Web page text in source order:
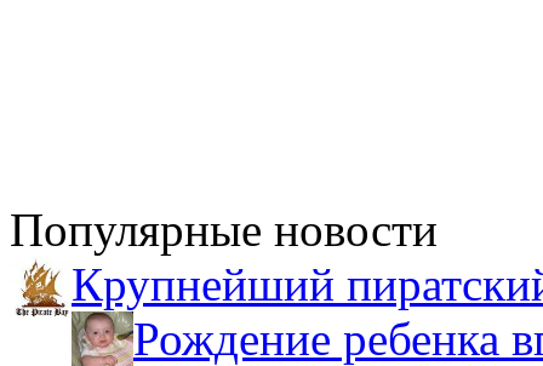
Популярные новости
Крупнейший
Рождение ребенка